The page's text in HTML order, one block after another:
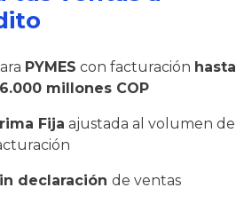
PYMES con facturación hasta
millones COP
Fija ajustada al volumen de
declaración de ventas